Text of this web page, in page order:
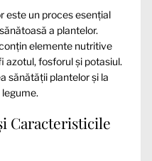
este un proces esențial
a plantelor.
elemente nutritive
azotul, fosforul și potasiul.
sănătății plantelor și la
Caracteristicile